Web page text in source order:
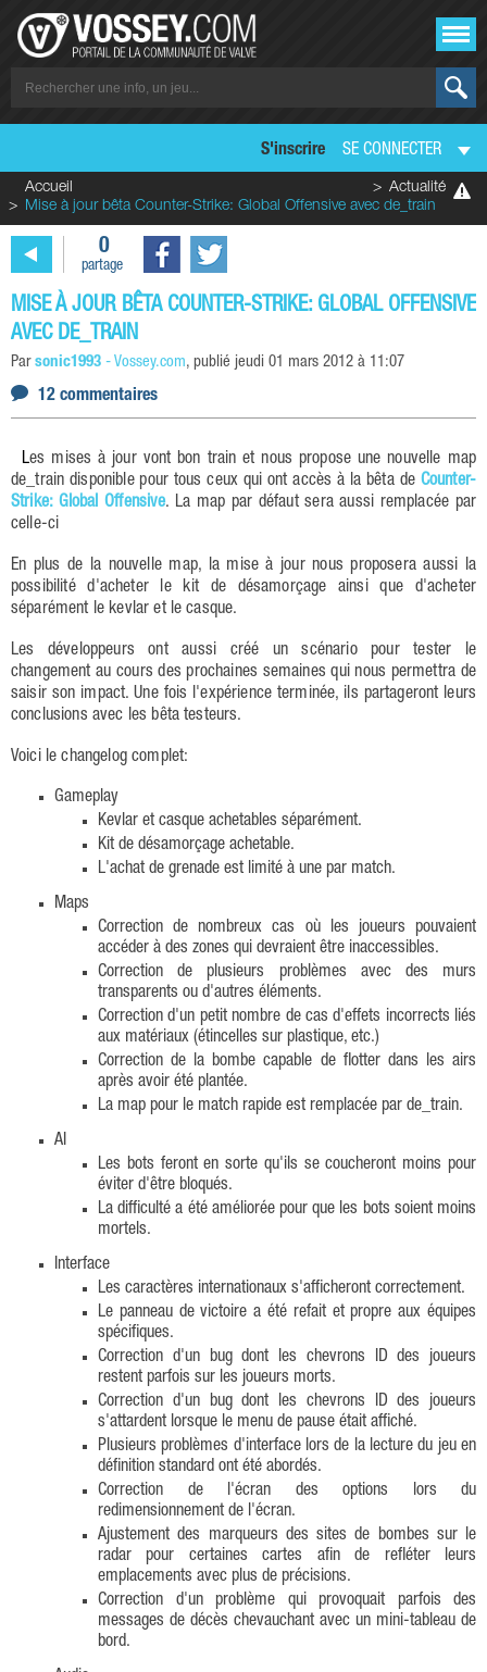
S'inscrire SE CONNECTER
Accueil
Actualité
Mise à jour bêta Counter-Strike: Global Offensive avec de_train
0
partage
MISE À JOUR BÊTA COUNTER-STRIKE: GLOBAL OFFENSIVE
AVEC DE_TRAIN
Par sonic1993 - Vossey.com, publié jeudi 01 mars 2012 à 11:07
12 commentaires
Les mises à jour vont bon train et nous propose une nouvelle map
de_train disponible pour tous ceux qui ont accès à la bêta de Counter-
Strike: Global Offensive. La map par défaut sera aussi remplacée par
celle-ci
En plus de la nouvelle map, la mise à jour nous proposera aussi la
possibilité d'acheter le kit de désamorçage ainsi que d'acheter
séparément le kevlar et le casque.
Les développeurs ont aussi créé un scénario pour tester le
changement au cours des prochaines semaines qui nous permettra de
saisir son impact. Une fois l'expérience terminée, ils partageront leurs
conclusions avec les bêta testeurs.
Voici le changelog complet:
Gameplay
Kevlar et casque achetables séparément.
Kit de désamorçage achetable.
L'achat de grenade est limité à une par match.
Maps
Correction de nombreux cas où les joueurs pouvaient
accéder à des zones qui devraient être inaccessibles.
Correction de plusieurs problèmes avec des murs
transparents ou d'autres éléments.
Correction d'un petit nombre de cas d'effets incorrects liés
aux matériaux (étincelles sur plastique, etc.)
Correction de la bombe capable de flotter dans les airs
après avoir été plantée.
La map pour le match rapide est remplacée par de_train.
AI
Les bots feront en sorte qu'ils se coucheront moins pour
éviter d'être bloqués.
La difficulté a été améliorée pour que les bots soient moins
mortels.
Interface
Les caractères internationaux s'afficheront correctement.
Le panneau de victoire a été refait et propre aux équipes
spécifiques.
Correction d'un bug dont les chevrons ID des joueurs
restent parfois sur les joueurs morts.
Correction d'un bug dont les chevrons ID des joueurs
s'attardent lorsque le menu de pause était affiché.
Plusieurs problèmes d'interface lors de la lecture du jeu en
définition standard ont été abordés.
Correction de l'écran des options lors du
redimensionnement de l'écran.
Ajustement des marqueurs des sites de bombes sur le
radar pour certaines cartes afin de refléter leurs
emplacements avec plus de précisions.
Correction d'un problème qui provoquait parfois des
messages de décès chevauchant avec un mini-tableau de
bord.